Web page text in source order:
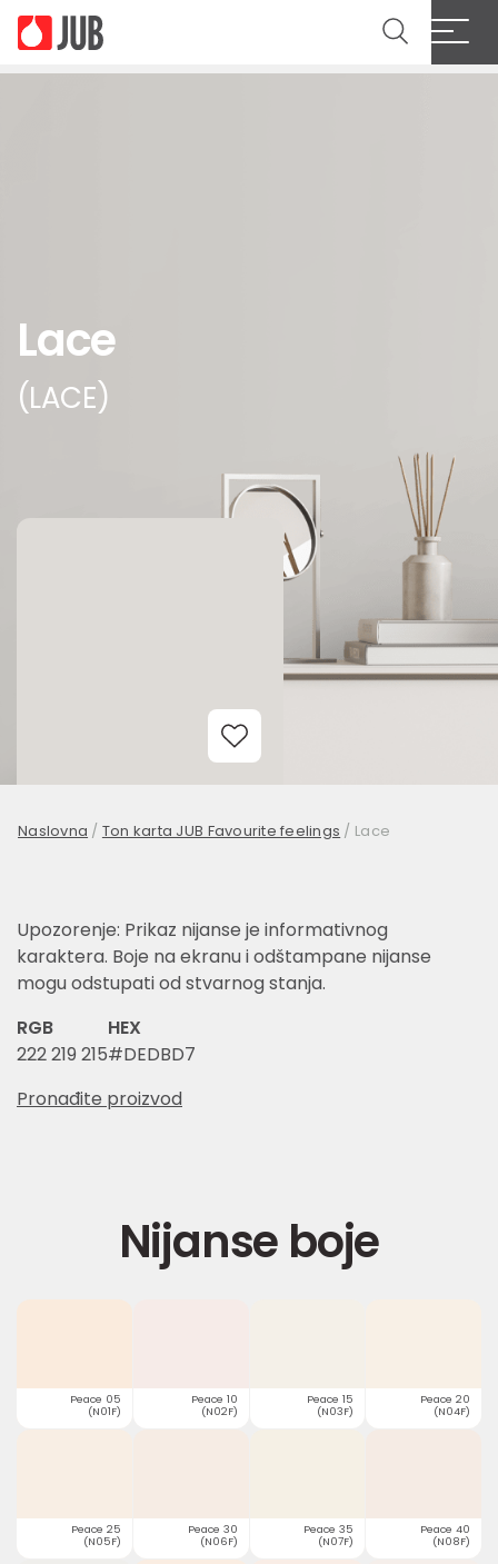
Lace
(LACE)
Add to Wishlist
Naslovna / Ton karta JUB Favourite feelings / Lace
Upozorenje: Prikaz nijanse je informativnog
karaktera. Boje na ekranu i odštampane nijanse
mogu odstupati od stvarnog stanja.
RGB
222 219 215
HEX
#DEDBD7
Pronađite proizvod
Nijanse boje
Peace 05
(N01F)
Peace 10
(N02F)
Peace 15
(N03F)
Peace 20
(N04F)
Peace 25
(N05F)
Peace 30
(N06F)
Peace 35
(N07F)
Peace 40
(N08F)